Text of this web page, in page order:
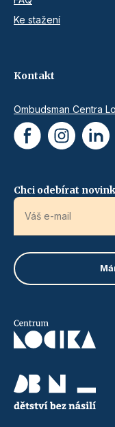
Ke stažení
Kontakt
Ombudsman Centra
Chci odebírat